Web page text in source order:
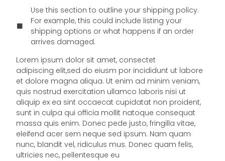
Use this section to outline your shipping policy.
For example, this could include listing your
shipping options or what happens if an order
arrives damaged.
Lorem ipsum dolor sit amet, consectet
adipiscing elit,sed do eiusm por incididunt ut labore
et dolore magna aliqua. Ut enim ad minim veniam,
quis nostrud exercitation ullamco laboris nisi ut
aliquip ex ea sint occaecat cupidatat non proident,
sunt in culpa qui officia mollit natoque consequat
massa quis enim. Donec pede justo, fringilla vitae,
eleifend acer sem neque sed ipsum. Nam quam
nunc, blandit vel, ridiculus mus. Donec quam felis,
ultricies nec, pellentesque eu